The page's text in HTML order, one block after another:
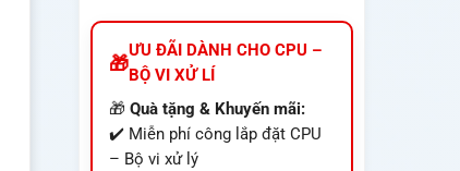
ƯU ĐÃI DÀNH CHO CPU –
BỘ VI XỬ LÍ
🎁Quà tặng & Khuyến mãi:
✔️ Miễn phí công lắp đặt CPU
– Bộ vi xử lý